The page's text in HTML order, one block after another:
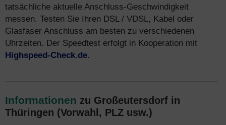
tatsächliche aktuelle Anschluss-Geschwindigkeit
messen. Testen Sie Ihren DSL / VDSL, Kabel oder
Glasfaser Anschluss am besten zu verschiedenen
Uhrzeiten. Der Speedtest erfolgt in Kooperation mit
Highspeed-Check.de.
Informationen zu Großeutersdorf in
Thüringen (Vorwahl, PLZ usw.)